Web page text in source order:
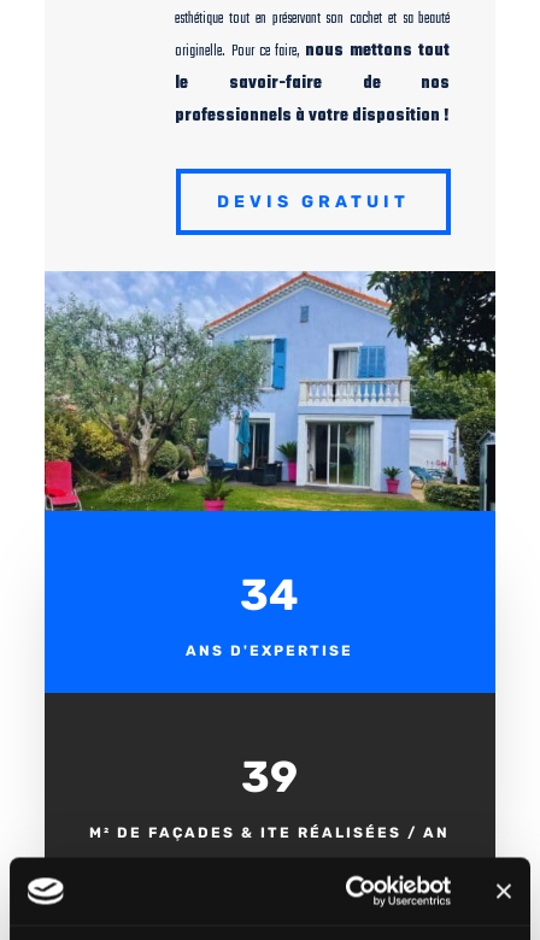
esthétique tout en préservant son cachet et sa beauté
originelle. Pour ce faire, nous mettons tout
le savoir-faire de nos
professionnels à votre disposition !
DEVIS GRATUIT
35
ANS D'EXPERTISE
40 000
M² DE FAÇADES & ITE RÉALISÉES / AN